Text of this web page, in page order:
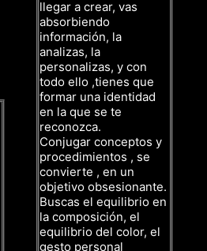
llegar a crear, vas
absorbiendo
información, la
analizas, la
personalizas, y con
todo ello ,tienes que
formar una identidad
en la que se te
reconozca.
Conjugar conceptos y
procedimientos , se
convierte , en un
objetivo obsesionante.
Buscas el equilibrio en
la composición, el
equilibrio del color, el
gesto personal